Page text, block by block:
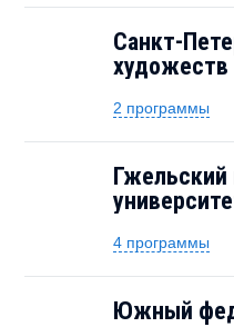
Санкт-
художеств
2 программы
Гжельский
4 программы
Южный